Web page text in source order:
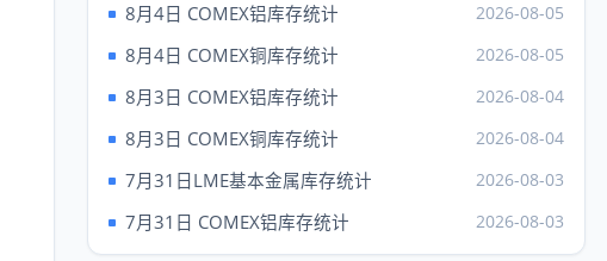
上海黄金 元/克（6日）
品种 Au99.95 Au99.99
成交 923.34
923.34
最低
917.01
906.01
8月4日 COMEX铝库存统计 2026-08-05
8月4日 COMEX铜库存统计 2026-08-05
8月3日 COMEX铝库存统计 2026-08-04
8月3日 COMEX铜库存统计 2026-08-04
7月31日LME基本金属库存统计 2026-08-03
7月31日 COMEX铝库存统计 2026-08-03